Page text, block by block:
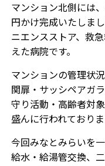
マンション北側には
円かけ完成いたしま
ニエンスストア、救
えた病院です。
マンションの管理状
関扉・サッシペアガ
守り活動・高齢者対
盛んに行われておりま
今回みなとみらいを
給水・給湯管交換、